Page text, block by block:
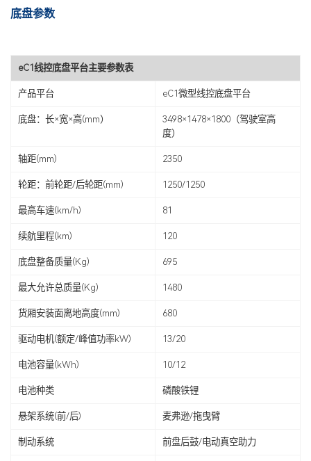
底盘参数
eC1线控底盘平台主要参数表
产品平台 eC1 微型线控底盘平台
底盘：长×宽×高(mm）
3498×1478×1800（驾驶室高
度）
轴距(mm) 2350
轮距：前轮距/后轮距(mm) 1250/1250
最高车速(km/h) 81
续航里程(km) 120
底盘整备质量(Kg) 695
最大允许总质量(Kg) 1480
货厢安装面离地高度(mm) 680
驱动电机(额定/峰值功率kW) 13/20
电池容量(kWh) 10/12
电池种类 磷酸铁锂
悬架系统(前/后) 麦弗逊/拖曳臂
制动系统 前盘后鼓/电动真空助力